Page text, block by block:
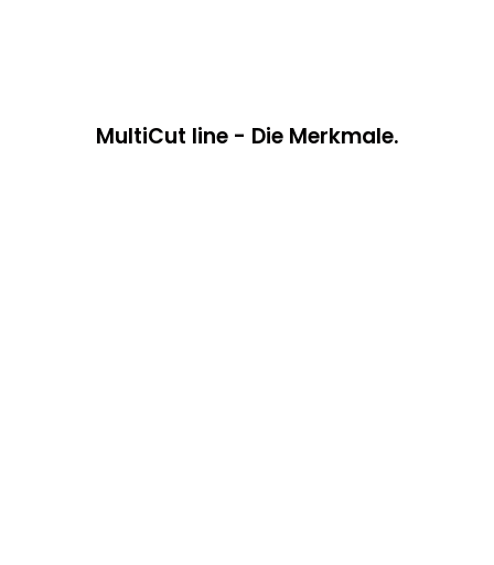
MultiCut line - Die Merkmale.